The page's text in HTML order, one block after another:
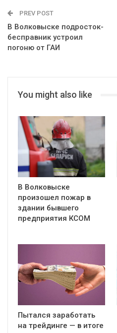
PREV POST
В Волковыске подросток-
бесправник устроил
погоню от ГАИ
You might also like
В Волковыске
произошел пожар в
здании бывшего
предприятия КСОМ
Пытался заработать
на трейдинге — в итоге